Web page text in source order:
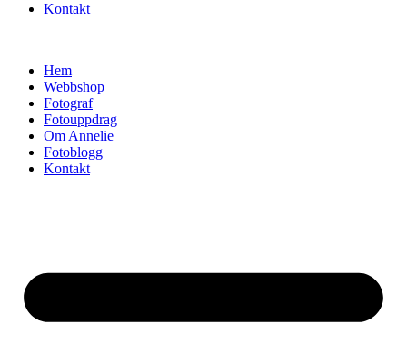
Kontakt
Hem
Webbshop
Fotograf
Fotouppdrag
Om Annelie
Fotoblogg
Kontakt